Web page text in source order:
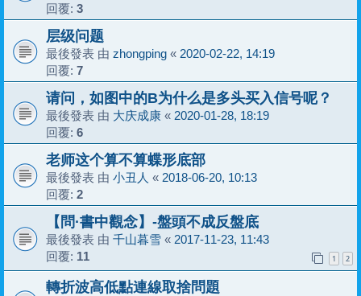
回覆: 3
层级问题
最後發表 由 zhongping « 2020-02-22, 14:19
回覆: 7
请问，如图中的B为什么是多头买入信号呢？
最後發表 由 大庆成康 « 2020-01-28, 18:19
回覆: 6
老师这个算不算蝶形底部
最後發表 由 小丑人 « 2018-06-20, 10:13
回覆: 2
【問·書中觀念】-盤頭不成反盤底
最後發表 由 千山暮雪 « 2017-11-23, 11:43
回覆: 11 1 2
轉折波高低點連線取捨問題